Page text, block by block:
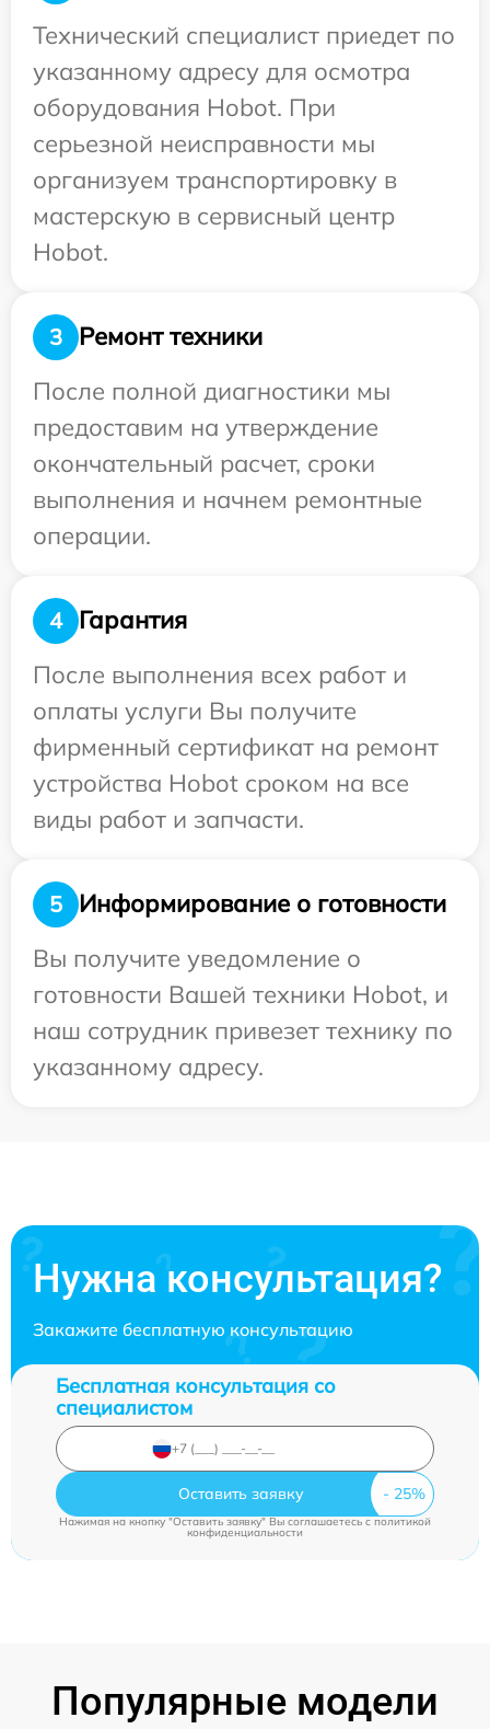
Технический специалист приедет по
указанному адресу для осмотра
оборудования Hobot. При
серьезной неисправности мы
организуем транспортировку в
мастерскую в сервисный центр
Hobot.
3
Ремонт техники
После полной диагностики мы
предоставим на утверждение
окончательный расчет, сроки
выполнения и начнем ремонтные
операции.
4
Гарантия
После выполнения всех работ и
оплаты услуги Вы получите
фирменный сертификат на ремонт
устройства Hobot сроком на все
виды работ и запчасти.
5
Информирование о готовности
Вы получите уведомление о
готовности Вашей техники Hobot, и
наш сотрудник привезет технику по
указанному адресу.
Нужна консультация?
Закажите бесплатную консультацию
Бесплатная консультация со
специалистом
Оставить заявку
Нажимая на кнопку "Оставить заявку" Вы соглашаетесь cполитикой
конфиденциальности
Популярные модели